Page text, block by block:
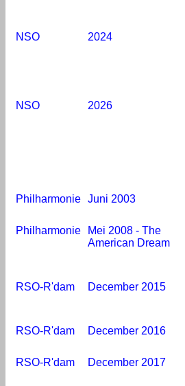
NSO
2024
NSO
2026
Philharmonie Juni 2003
Philharmonie
Mei 2008 - The
American Dream
RSO-R'dam December 2015
RSO-R'dam December 2016
RSO-R'dam December 2017